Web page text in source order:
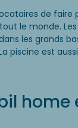
de faire
le monde.
les grands
piscine est
home